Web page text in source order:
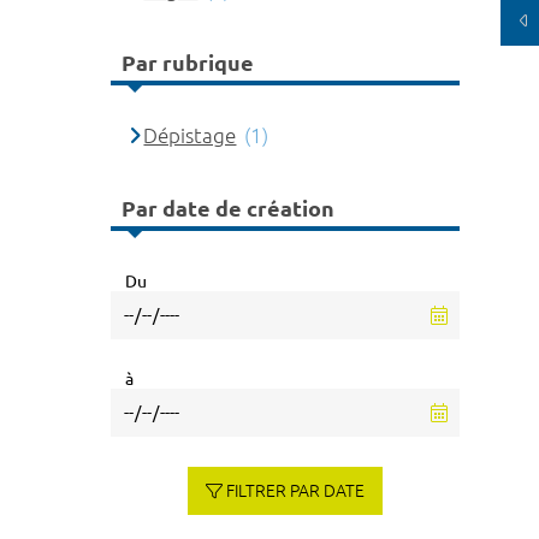
Par rubrique
Dépistage (1)
Par date de création
Du
à
FILTRER PAR DATE